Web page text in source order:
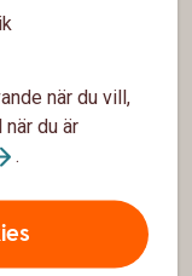
när du vill,
du är
.